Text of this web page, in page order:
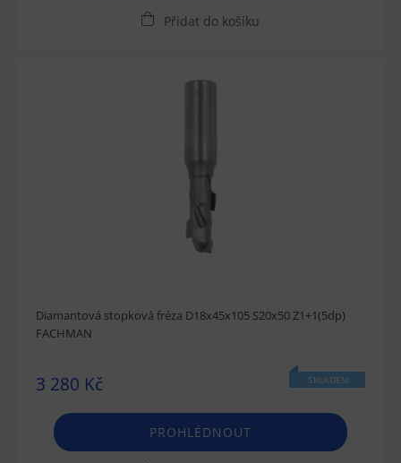
Přidat do košíku
Diamantová stopková fréza D18x45x105 S20x50 Z1+1(5dp)
FACHMAN
3 280 Kč SKLADEM
PROHLÉDNOUT